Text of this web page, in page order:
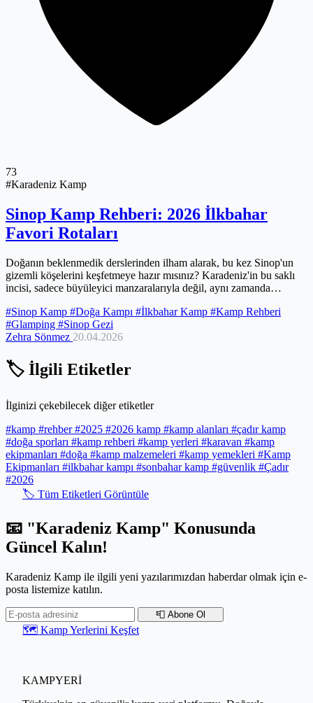
73
#Karadeniz Kamp
Sinop Kamp Rehberi: 2026 İlkbahar
Favori Rotaları
Doğanın beklenmedik derslerinden ilham alarak, bu kez Sinop'un
gizemli köşelerini keşfetmeye hazır mısınız? Karadeniz'in bu saklı
incisi, sadece büyüleyici manzaralarıyla değil, aynı zamanda
sizi bekleyen, doğanın ritmiyle bütünleşeceğiniz, yerel kültürü
soluyacağınız ve kendinizle baş başa kalacağınız kamp rotalarını
sizin için özenle derledik. Konforlu glampinglerden, özgür ruhlu
unutulmaz anılar biriktireceğiniz bir maceranın kapılarını aralıyor.
#Sinop Kamp #Doğa Kampı #İlkbahar Kamp #Kamp Rehberi
#Glamping #Sinop Gezi
Zehra Sönmez 20.04.2026
🏷️ İlgili Etiketler
İlginizi çekebilecek diğer etiketler
#kamp #rehber#2025 #2026 kamp #kamp alanları #çadır kamp
#doğa sporları #kamp rehberi #kamp yerleri #karavan #kamp
ekipmanları #doğa #kamp malzemeleri #kamp yemekleri #Kamp
Ekipmanları #ilkbahar kampı #sonbahar kamp #güvenlik #Çadır
#2026
🏷️ Tüm Etiketleri Görüntüle
📧 "Karadeniz Kamp" Konusunda
Güncel Kalın!
Karadeniz Kamp ile ilgili yeni yazılarımızdan haberdar olmak için e-
posta listemize katılın.
📮 Abone Ol
🗺️ Kamp Yerlerini Keşfet
KAMPYERİ